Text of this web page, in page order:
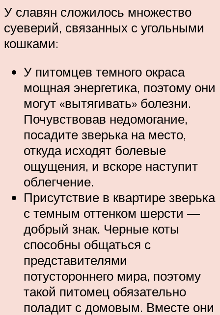
У славян сложилось множество
суеверий, связанных с угольными
кошками:
У питомцев темного окраса
мощная энергетика, поэтому они
могут «вытягивать» болезни.
Почувствовав недомогание,
посадите зверька на место,
откуда исходят болевые
ощущения, и вскоре наступит
облегчение.
Присутствие в квартире зверька
с темным оттенком шерсти —
добрый знак. Черные коты
способны общаться с
представителями
потустороннего мира, поэтому
такой питомец обязательно
поладит с домовым. Вместе они